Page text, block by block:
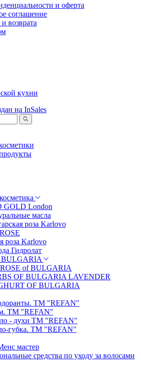
и оферта
соглашение
возврата
кухни
на InSales
GOLD London
масла
роза Karlovo
роза Karlovo
Гидролат
BULGARIA
of BULGARIA
OF BULGARIA LAVENDER
OF BULGARIA
ТМ "REFAN"
ТМ "REFAN"
- духи ТМ "REFAN"
губка. ТМ "REFAN"
мастер
средства по уходу за волосами